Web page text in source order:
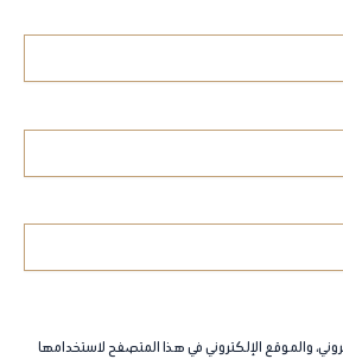
والموقع الإلكتروني في هذا المتصفح لاستخدامها